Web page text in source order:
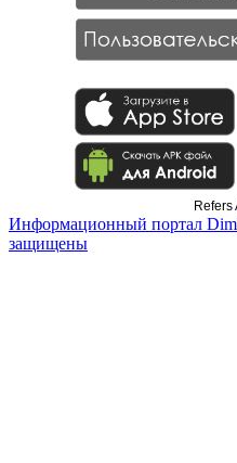
Refers
Информационный портал
защищены